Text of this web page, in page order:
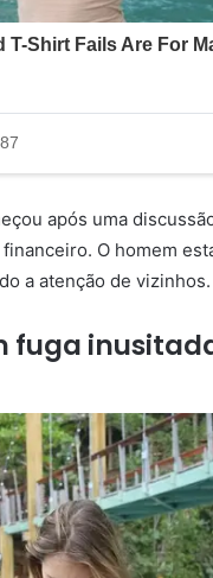
após uma
O homem
a atenção de vizinhos.
fuga